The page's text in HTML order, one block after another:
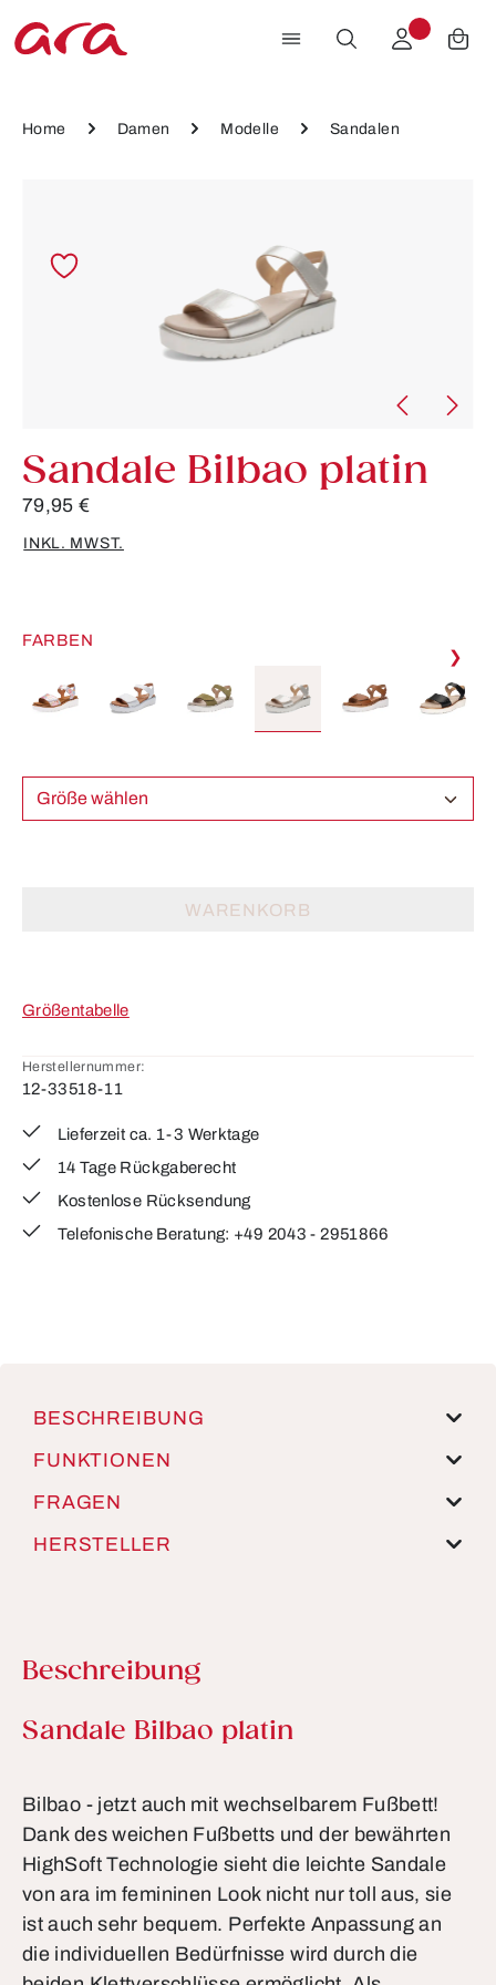
Zum Hauptinhalt springen
Home Damen Modelle Sandalen
Sandale Bilbao platin
79,95 €
INKL. MWST.
FARBEN
❯
Größe wählen
WARENKORB
Größentabelle
Herstellernummer:
12-33518-11
Lieferzeit ca. 1-3 Werktage
14 Tage Rückgaberecht
Kostenlose Rücksendung
Telefonische Beratung: +49 2043 - 2951866
BESCHREIBUNG
FUNKTIONEN
FRAGEN
HERSTELLER
Beschreibung
Produktinformationen
Sandale Bilbao platin
Bilbao - jetzt auch mit wechselbarem Fußbett!
Dank des weichen Fußbetts und der bewährten
HighSoft Technologie sieht die leichte Sandale
von ara im femininen Look nicht nur toll aus, sie
ist auch sehr bequem. Perfekte Anpassung an
die individuellen Bedürfnisse wird durch die